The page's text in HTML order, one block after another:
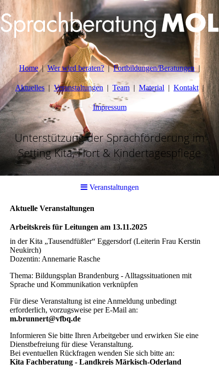
Home Wer wird beraten? Fortbildungen/Beratungen
Aktuelles Veranstaltungen Team Material Kontakt
Impressum
Unterstützung der Sprachförderung im
Setting Kita, Hort & Kindertagespflege
Veranstaltungen
Aktuelle Veranstaltungen
Arbeitskreis für Leitungen am 13.11.2025
in der Kita „Tausendfüßler“ Eggersdorf (Leiterin Frau Kerstin
Neukirch)
Dozentin: Annemarie Rasche
Thema: Bildungsplan Brandenburg - Alltagssituationen mit
Sprache und Kommunikation verknüpfen
Für diese Veranstaltung ist eine Anmeldung unbedingt
erforderlich, vorzugsweise per E-Mail an:
m.brunnert@vfbq.de
Informieren Sie bitte Ihren Arbeitgeber und erwirken Sie eine
Dienstbefreiung für diese Veranstaltung.
Bei eventuellen Rückfragen wenden Sie sich bitte an:
Kita Fachberatung - Landkreis Märkisch-Oderland